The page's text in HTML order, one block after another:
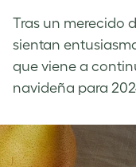
Tras un merecido
sientan
que viene a
navideña para